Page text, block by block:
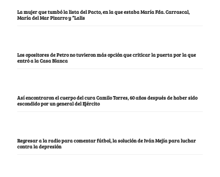
La mujer que tumbó la lista del Pacto, en la que estaba María Fda. Carrascal,
María del Mar Pizarro y “Lalis
Los opositores de Petro no tuvieron más opción que criticar la puerta por la que
entró a la Casa Blanca
Así encontraron el cuerpo del cura Camilo Torres, 60 años después de haber sido
escondido por un general del Ejército
Regresar a la radio para comentar fútbol, la solución de Iván Mejía para luchar
contra la depresión